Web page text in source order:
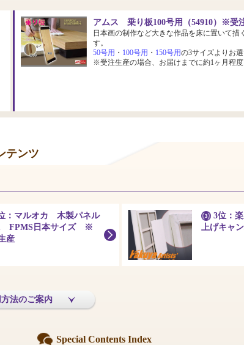
アムス 乗り板100号用（54910）※受
日本画の制作など大きな作品を床に置いて描
す。
50号用 ・ 100号用 ・ 150号用の3サイズよりお選
※受注生産の場合、お届けまでに約1ヶ月程度
テンツ
：マルオカ 木製パネル
FPMS日本サイズ ※
産
3位：
上げキャ
法のご案内
Special Contents Index